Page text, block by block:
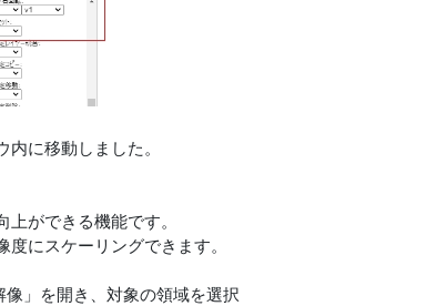
に移動しました。
ができる機能です。
にスケーリングできます。
」を開き、対象の領域を選択